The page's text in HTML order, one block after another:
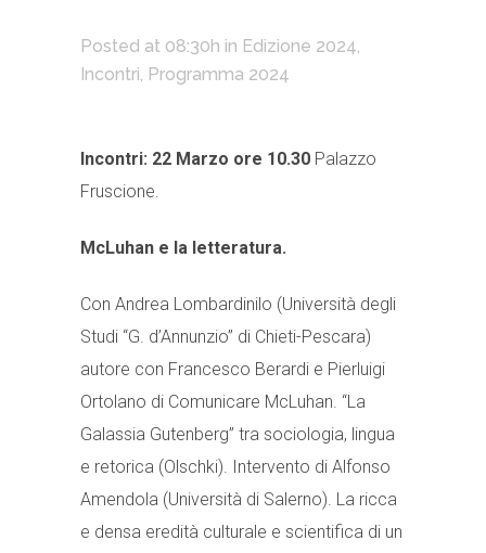
Posted at 08:30h in Edizione 2024,
Incontri, Programma 2024
Incontri: 22 Marzo ore 10.30 Palazzo
Fruscione.
McLuhan e la letteratura.
Con Andrea Lombardinilo (Università degli
Studi “G. d’Annunzio” di Chieti-Pescara)
autore con Francesco Berardi e Pierluigi
Ortolano di Comunicare McLuhan. “La
Galassia Gutenberg” tra sociologia, lingua
e retorica (Olschki). Intervento di Alfonso
Amendola (Università di Salerno). La ricca
e densa eredità culturale e scientifica di un